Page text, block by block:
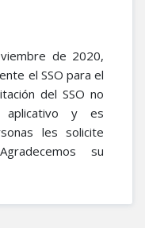
de 2020,
el SSO para el
del SSO no
aplicativo y es
les solicite
su